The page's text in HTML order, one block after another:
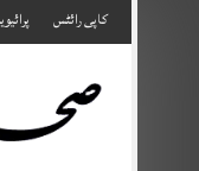
to
content
کاپی رائٹس